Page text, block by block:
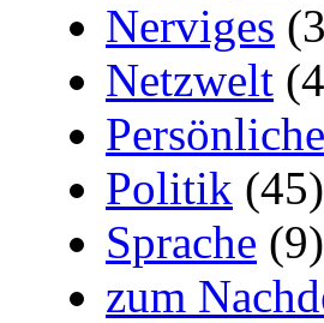
Nerviges
Netzwelt
Politik (45)
Sprache (9)
zum